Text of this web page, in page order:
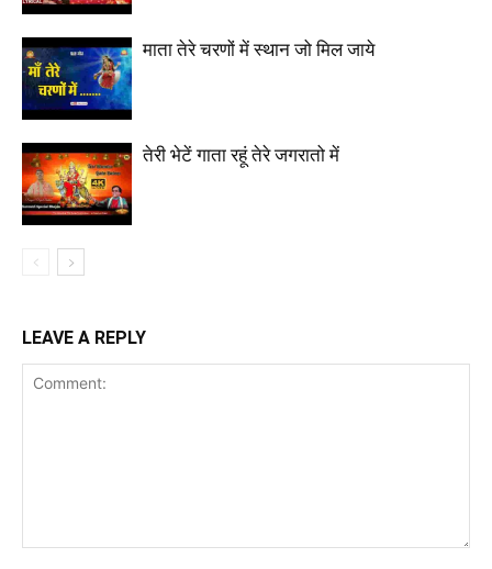
माता तेरे चरणों में स्थान जो मिल जाये
तेरी भेटें गाता रहूं तेरे जगरातो में
LEAVE A REPLY